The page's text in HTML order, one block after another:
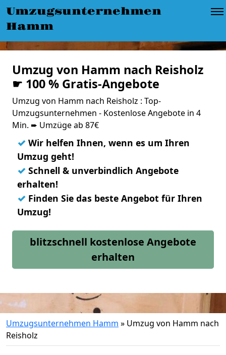
Umzugsunternehmen
Hamm
Umzug von Hamm nach Reisholz
☛ 100 % Gratis-Angebote
Umzug von Hamm nach Reisholz : Top-
Umzugsunternehmen - Kostenlose Angebote in 4
Min. ➨ Umzüge ab 87€
✓ Wir helfen Ihnen, wenn es um Ihren
Umzug geht!
✓ Schnell & unverbindlich Angebote
erhalten!
✓ Finden Sie das beste Angebot für Ihren
Umzug!
blitzschnell kostenlose Angebote
erhalten
Umzugsunternehmen Hamm » Umzug von Hamm nach
Reisholz